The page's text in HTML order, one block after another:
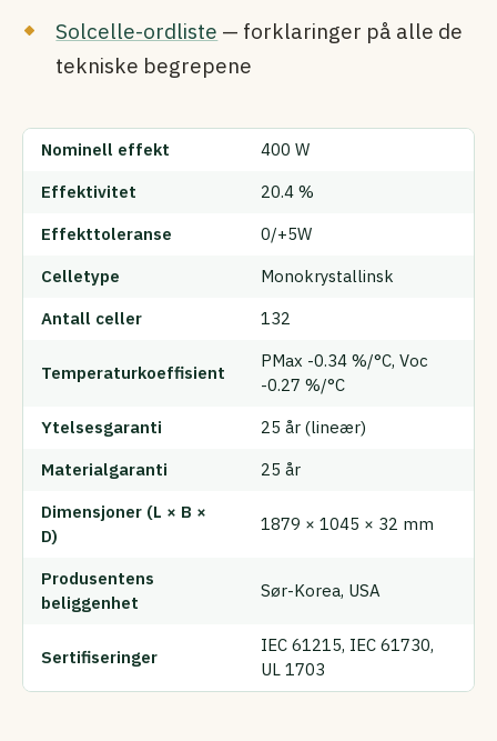
Solcelle-ordliste — forklaringer på alle de
tekniske begrepene
Nominell effekt
400 W
Effektivitet
20.4 %
Effekttoleranse
0/+5W
Celletype
Monokrystallinsk
Antall celler
132
Temperaturkoeffisient
PMax -0.34 %/°C, Voc
-0.27 %/°C
Ytelsesgaranti
25 år (lineær)
Materialgaranti
25 år
Dimensjoner (L × B ×
D)
1879 × 1045 × 32 mm
Produsentens
beliggenhet
Sør-Korea, USA
Sertifiseringer
IEC 61215, IEC 61730,
UL 1703